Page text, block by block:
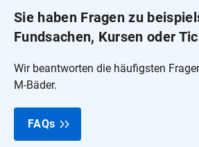
Sie haben Fragen zu
Fundsachen, Kursen oder
Wir beantworten die häufigsten
M‑Bäder.
FAQs